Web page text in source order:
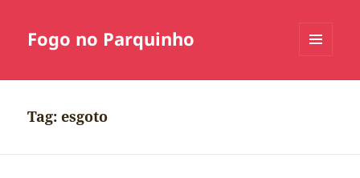
Fogo no Parquinho
Tag:esgoto